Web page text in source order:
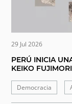
29 Jul 2026
PERÚ INICIA
KEIKO
Democracia